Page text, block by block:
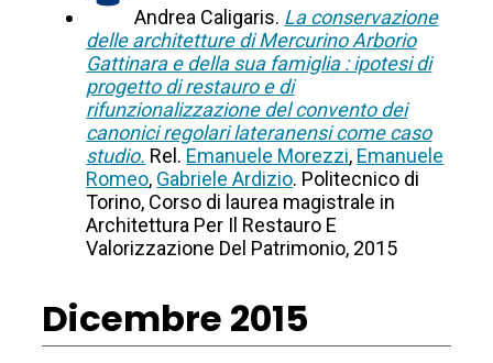
Andrea Caligaris. La conservazione
delle architetture di Mercurino Arborio
Gattinara e della sua famiglia : ipotesi di
progetto di restauro e di
rifunzionalizzazione del convento dei
canonici regolari lateranensi come caso
studio. Rel. Emanuele Morezzi, Emanuele
Romeo, Gabriele Ardizio. Politecnico di
Torino, Corso di laurea magistrale in
Architettura Per Il Restauro E
Valorizzazione Del Patrimonio, 2015
Dicembre 2015